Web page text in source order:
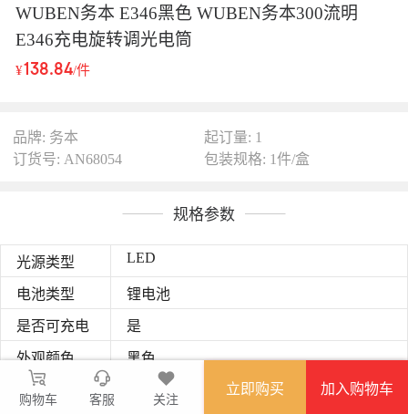
WUBEN务本 E346黑色 WUBEN务本300流明
E346充电旋转调光电筒
¥138.84/件
品牌: 务本
起订量: 1
订货号: AN68054
包装规格: 1件/盒
规格参数
光源类型 LED
电池类型 锂电池
是否可充电 是
外观颜色 黑色
重量
购物车 客服 关注
立即购买 加入购物车